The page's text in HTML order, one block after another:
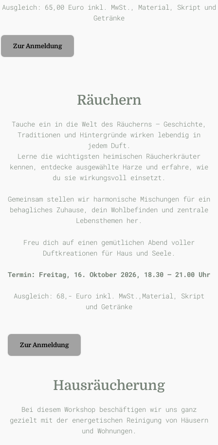
Ausgleich: 65,00 Euro inkl. MwSt., Material, Skript und
Getränke
Zur Anmeldung
Räuchern
Tauche ein in die Welt des Räucherns – Geschichte,
Traditionen und Hintergründe wirken lebendig in
jedem Duft.
Lerne die wichtigsten heimischen Räucherkräuter
kennen, entdecke ausgewählte Harze und erfahre, wie
du sie wirkungsvoll einsetzt.
Gemeinsam stellen wir harmonische Mischungen für ein
behagliches Zuhause, dein Wohlbefinden und zentrale
Lebensthemen her.
Freu dich auf einen gemütlichen Abend voller
Duftkreationen für Haus und Seele.
Termin: Freitag, 16. Oktober 2026, 18.30 – 21.00 Uhr
Ausgleich: 68,- Euro inkl. MwSt.,Material, Skript
und Getränke
Zur Anmeldung
Hausräucherung
Bei diesem Workshop beschäftigen wir uns ganz
gezielt mit der energetischen Reinigung von Häusern
und Wohnungen.